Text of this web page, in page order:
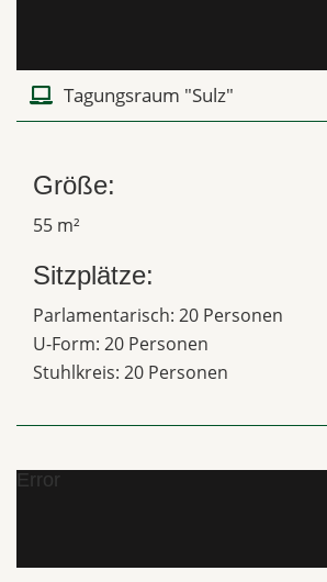
Tagungsraum "Sulz"
Größe:
55 m²
Sitzplätze:
Parlamentarisch: 20 Personen
U-Form: 20 Personen
Stuhlkreis: 20 Personen
Error